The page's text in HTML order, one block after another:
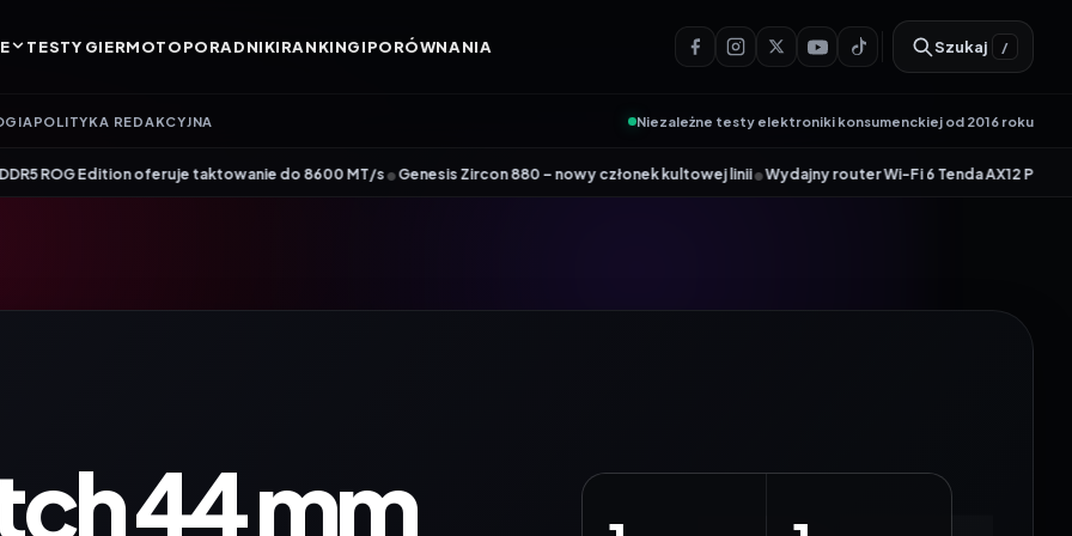
TESTY GIERMOTOPORADNIKIRANKINGIPORÓWNANIA Szukaj /
POLITYKA REDAKCYJNA Niezależne testy elektroniki konsumenckiej od 2016 roku
oferuje taktowanie do 8600 MT/s•Genesis Zircon 880 – nowy członek kultowej linii•Wydajny router Wi-Fi 6 Tenda AX12 Pro dołącza do akcji
44 mm